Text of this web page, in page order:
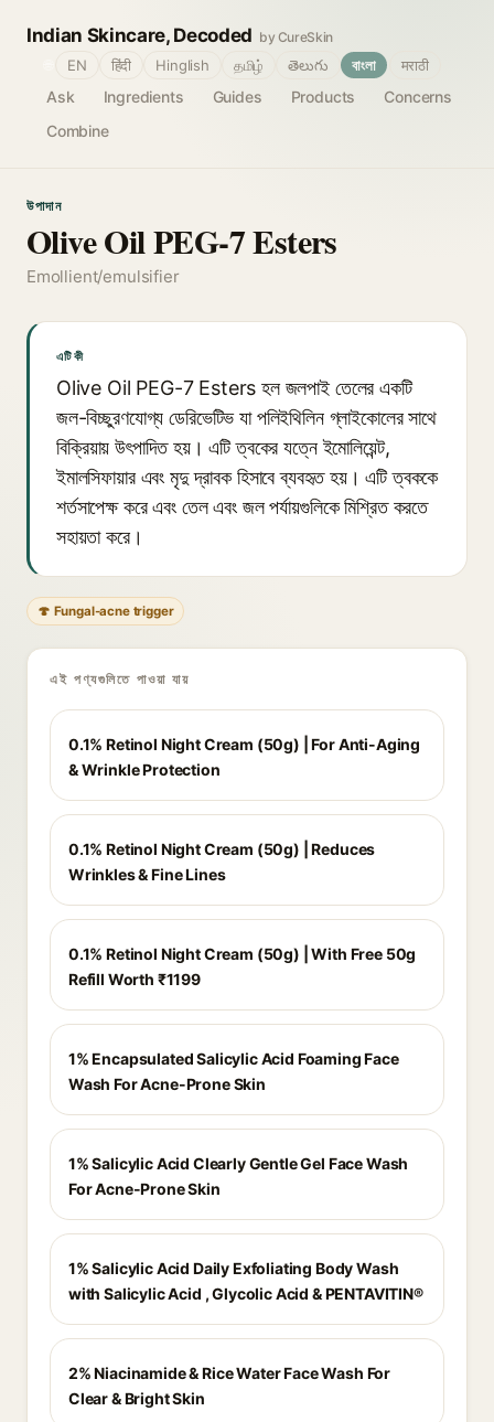
Indian Skincare, Decoded by CureSkin
Ask Ingredients Guides Products
Concerns
Combine
EN हिंदी Hinglish தமிழ் తెలుగు বাংলা मराठी
উপাদান
Olive Oil PEG-7 Esters
Emollient/emulsifier
এটি কী
Olive Oil PEG-7 Esters হল জলপাই তেলের একটি
জল-বিচ্ছুরণযোগ্য ডেরিভেটিভ যা পলিইথিলিন গ্লাইকোলের সাথে
বিক্রিয়ায় উৎপাদিত হয়। এটি ত্বকের যত্নে ইমোলিয়েন্ট,
ইমালসিফায়ার এবং মৃদু দ্রাবক হিসাবে ব্যবহৃত হয়। এটি ত্বককে
শর্তসাপেক্ষ করে এবং তেল এবং জল পর্যায়গুলিকে মিশ্রিত করতে
সহায়তা করে।
🍄 Fungal-acne trigger
এই পণ্যগুলিতে পাওয়া যায়
0.1% Retinol Night Cream (50g) | For Anti-Aging
& Wrinkle Protection
0.1% Retinol Night Cream (50g) | Reduces
Wrinkles & Fine Lines
0.1% Retinol Night Cream (50g) | With Free 50g
Refill Worth ₹1199
1% Encapsulated Salicylic Acid Foaming Face
Wash For Acne-Prone Skin
1% Salicylic Acid Clearly Gentle Gel Face Wash
For Acne-Prone Skin
1% Salicylic Acid Daily Exfoliating Body Wash
with Salicylic Acid , Glycolic Acid & PENTAVITIN®
2% Niacinamide & Rice Water Face Wash For
Clear & Bright Skin